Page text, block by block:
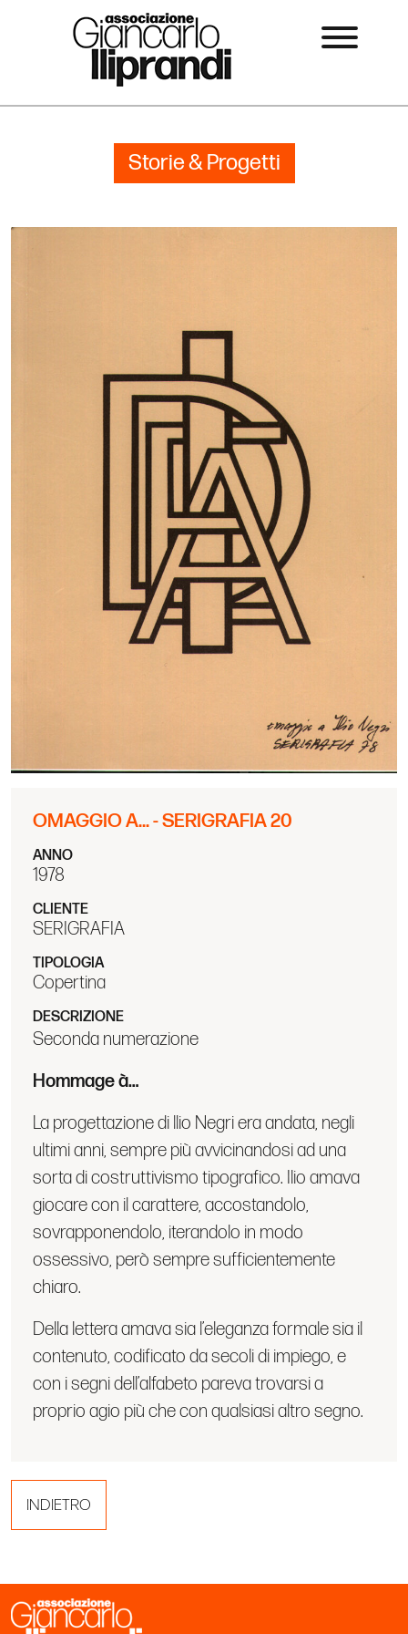
Storie & Progetti
OMAGGIO A... - SERIGRAFIA 20
ANNO
1978
CLIENTE
SERIGRAFIA
TIPOLOGIA
Copertina
DESCRIZIONE
Seconda numerazione
Hommage à…
La progettazione di llio Negri era andata, negli
ultimi anni, sempre più avvicinandosi ad una
sorta di costruttivismo tipografico. Ilio amava
giocare con il carattere, accostandolo,
sovrapponendolo, iterandolo in modo
ossessivo, però sempre sufficientemente
chiaro.
Della lettera amava sia l’eleganza formale sia il
contenuto, codificato da secoli di impiego, e
con i segni dell’alfabeto pareva trovarsi a
proprio agio più che con qualsiasi altro segno.
INDIETRO